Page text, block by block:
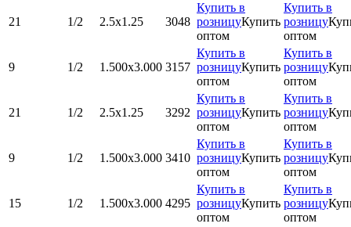
21 1/2 2.5х1.25 3048
Купить в
розницуКупить
оптом
Купить в
розницу
оптом
9 1/2 1.500x3.000 3157
Купить в
розницуКупить
оптом
Купить в
розницу
оптом
21 1/2 2.5х1.25 3292
Купить в
розницуКупить
оптом
Купить в
розницу
оптом
9 1/2 1.500x3.000 3410
Купить в
розницуКупить
оптом
Купить в
розницу
оптом
15 1/2 1.500x3.000 4295
Купить в
розницуКупить
оптом
Купить в
розницу
оптом